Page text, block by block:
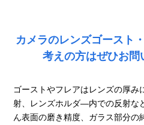
カメラのレンズゴースト
考えの方はぜひお問
ゴーストやフレアはレンズの厚み
射、レンズホルダ―内での反射な
ん表面の磨き精度、ガラス部分の